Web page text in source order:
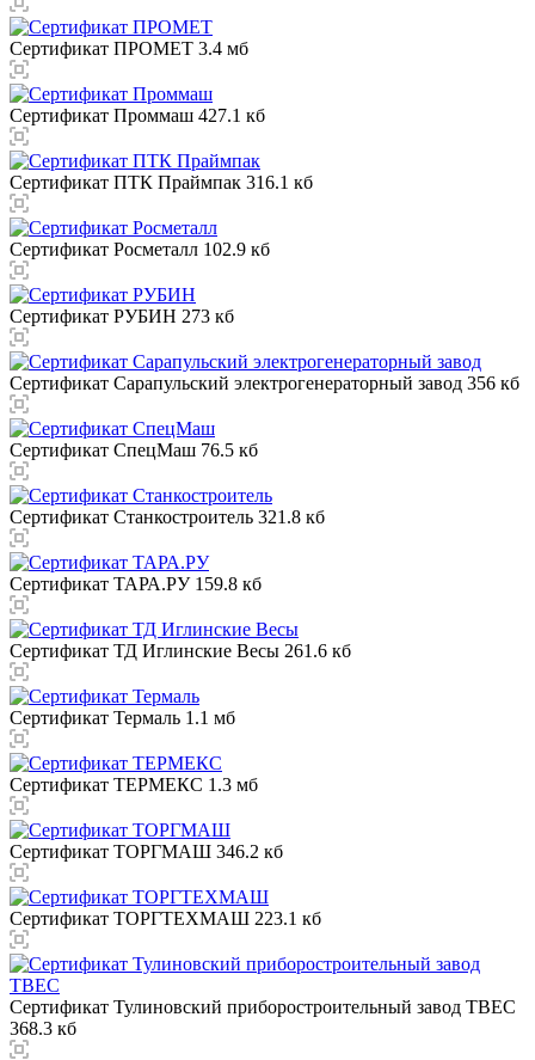
Сертификат ПРОМЕТ 3.4 мб
Сертификат Проммаш 427.1 кб
Сертификат ПТК Праймпак 316.1 кб
Сертификат Росметалл 102.9 кб
Сертификат РУБИН 273 кб
Сертификат Сарапульский электрогенераторный завод 356 кб
Сертификат СпецМаш 76.5 кб
Сертификат Станкостроитель 321.8 кб
Сертификат ТАРА.РУ 159.8 кб
Сертификат ТД Иглинские Весы 261.6 кб
Сертификат Термаль 1.1 мб
Сертификат ТЕРМЕКС 1.3 мб
Сертификат ТОРГМАШ 346.2 кб
Сертификат ТОРГТЕХМАШ 223.1 кб
Сертификат Тулиновский приборостроительный завод ТВЕС
368.3 кб